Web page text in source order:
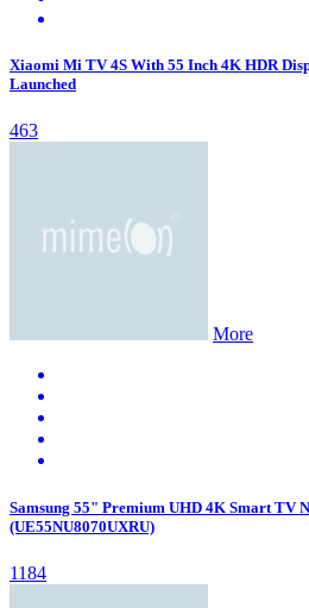
Xiaomi Mi TV 4S With 55 Inch 4K HDR
Launched
463
More
Samsung 55" Premium UHD 4K Smart TV
(UE55NU8070UXRU)
1184